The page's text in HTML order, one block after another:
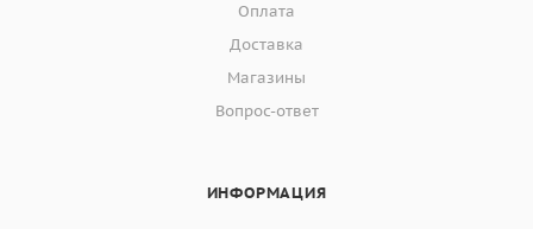
Оплата
Доставка
Магазины
Вопрос-ответ
ИНФОРМАЦИЯ